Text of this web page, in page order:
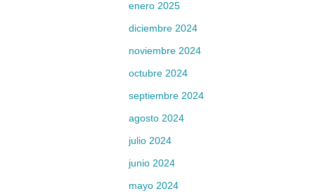
enero 2025
diciembre 2024
noviembre 2024
octubre 2024
septiembre 2024
agosto 2024
julio 2024
junio 2024
mayo 2024